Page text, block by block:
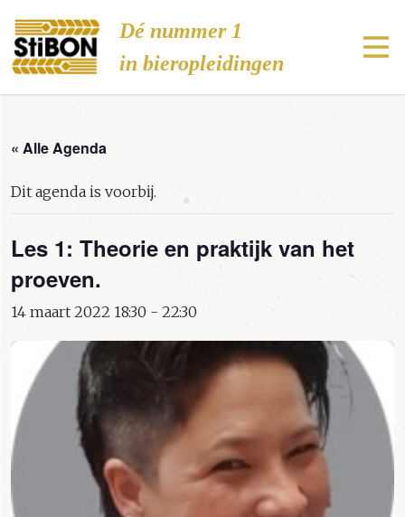
Stibon
Dé nummer 1
in bieropleidingen
« Alle Agenda
Dit agenda is voorbij.
Les 1: Theorie en praktijk van het
proeven.
14 maart 2022 18:30 - 22:30